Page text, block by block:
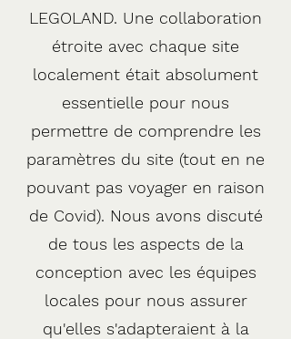
LEGOLAND. Une collaboration
étroite avec chaque site
localement était absolument
essentielle pour nous
permettre de comprendre les
paramètres du site (tout en ne
pouvant pas voyager en raison
de Covid). Nous avons discuté
de tous les aspects de la
conception avec les équipes
locales pour nous assurer
qu'elles s'adapteraient à la